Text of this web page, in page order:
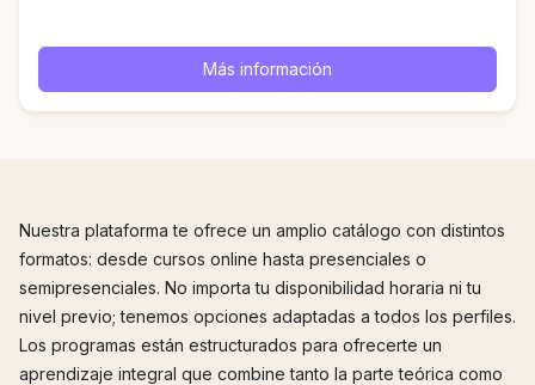
Más información
Nuestra plataforma te ofrece un amplio catálogo con distintos
formatos: desde cursos online hasta presenciales o
semipresenciales. No importa tu disponibilidad horaria ni tu
nivel previo; tenemos opciones adaptadas a todos los perfiles.
Los programas están estructurados para ofrecerte un
aprendizaje integral que combine tanto la parte teórica como